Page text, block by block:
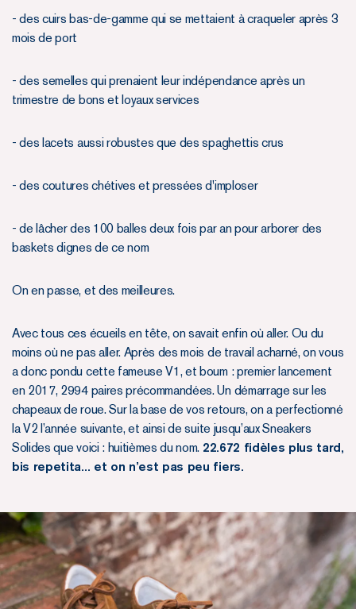
- des cuirs bas-de-gamme qui se mettaient à craqueler après 3
mois de port
- des semelles qui prenaient leur indépendance après un
trimestre de bons et loyaux services
- des lacets aussi robustes que des spaghettis crus
- des coutures chétives et pressées d'imploser
- de lâcher des 100 balles deux fois par an pour arborer des
baskets dignes de ce nom
On en passe, et des meilleures.
Avec tous ces écueils en tête, on savait enfin où aller. Ou du
moins où ne pas aller. Après des mois de travail acharné, on vous
a donc pondu cette fameuse V1, et boum : premier lancement
en 2017, 2994 paires précommandées. Un démarrage sur les
chapeaux de roue. Sur la base de vos retours, on a perfectionné
la V2 l’année suivante, et ainsi de suite jusqu’aux Sneakers
Solides que voici : huitièmes du nom. 22.672 fidèles plus tard,
bis repetita... et on n’est pas peu fiers.